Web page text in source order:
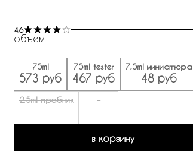
4.6
объем
75ml
573 руб
75ml tester
467 руб
7,5ml миниатюра
48 руб
2,5ml пробник -
в корзину